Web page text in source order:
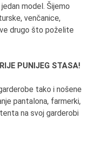
model. Šijemo
venčanice,
drugo što poželite
PUNIJEG STASA!
tako i nošene
pantalona, farmerki,
na svoj garderobi